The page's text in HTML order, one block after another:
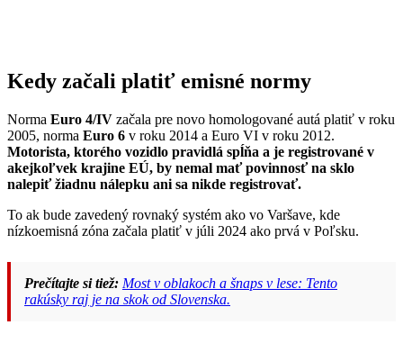
Kedy začali platiť emisné normy
Norma Euro 4/IV začala pre novo homologované autá platiť v roku
2005, norma Euro 6 v roku 2014 a Euro VI v roku 2012.
Motorista, ktorého vozidlo pravidlá spĺňa a je registrované v
akejkoľvek krajine EÚ, by nemal mať povinnosť na sklo
nalepiť žiadnu nálepku ani sa nikde registrovať.
To ak bude zavedený rovnaký systém ako vo Varšave, kde
nízkoemisná zóna začala platiť v júli 2024 ako prvá v Poľsku.
Prečítajte si tiež: Most v oblakoch a šnaps v lese: Tento
rakúsky raj je na skok od Slovenska.